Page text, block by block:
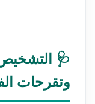
🩺
وتقرحات